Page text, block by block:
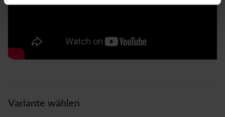
Variante wählen